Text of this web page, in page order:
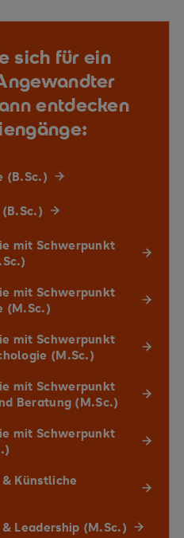
sich für ein
entdecken
(B.Sc.)
mit Schwerpunkt
mit Schwerpunkt
(M.Sc.)
mit Schwerpunkt
(M.Sc.)
mit Schwerpunkt
Beratung (M.Sc.)
mit Schwerpunkt
Künstliche
Leadership (M.Sc.)